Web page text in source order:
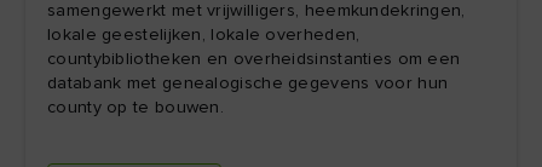
samengewerkt met vrijwilligers, heemkundekringen,
lokale geestelijken, lokale overheden,
countybibliotheken en overheidsinstanties om een
databank met genealogische gegevens voor hun
county op te bouwen.